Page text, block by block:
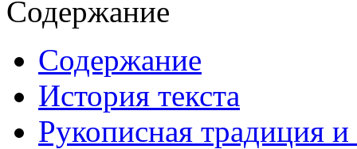
Содержание
Содержание
История текста
Рукописная традиция